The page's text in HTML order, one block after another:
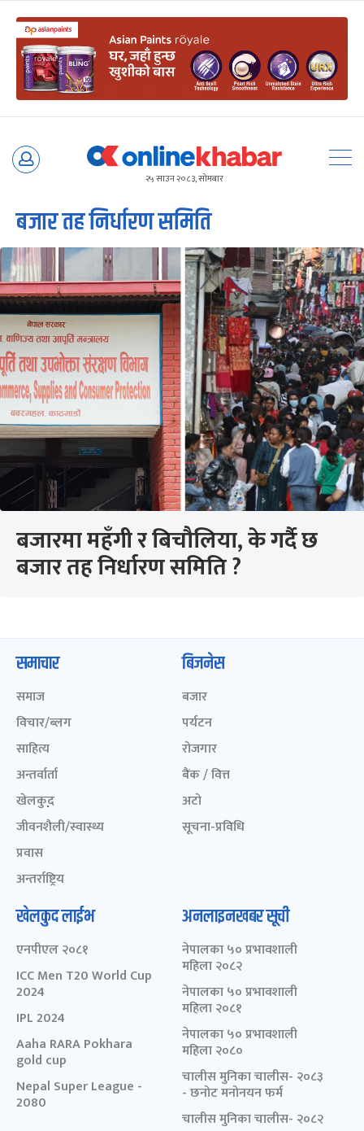
Skip
२५ साउन २०८३, सोमबार
बजार तह निर्धारण समिति
बजारमा महँगी र बिचौलिया, के गर्दै छ
बजार तह निर्धारण समिति ?
समाचार
समाज
विचार/ब्लग
साहित्य
अन्तर्वार्ता
खेलकुद़़
जीवनशैली/स्वास्थ्य
प्रवास
अन्तर्राष्ट्रिय
बिजनेस
बजार
पर्यटन
रोजगार
बैंक / वित्त
अटो
सूचना-प्रविधि
खेलकुद लाईभ
एनपीएल २०८१
ICC Men T20 World Cup
2024
IPL 2024
Aaha RARA Pokhara
gold cup
Nepal Super League -
2080
अनलाइनखबर सूची
नेपालका ५० प्रभावशाली
महिला २०८२
नेपालका ५० प्रभावशाली
महिला २०८१
नेपालका ५० प्रभावशाली
महिला २०८०
चालीस मुनिका चालीस- २०८३
- छनोट मनोनयन फर्म
चालीस मुनिका चालीस- २०८२